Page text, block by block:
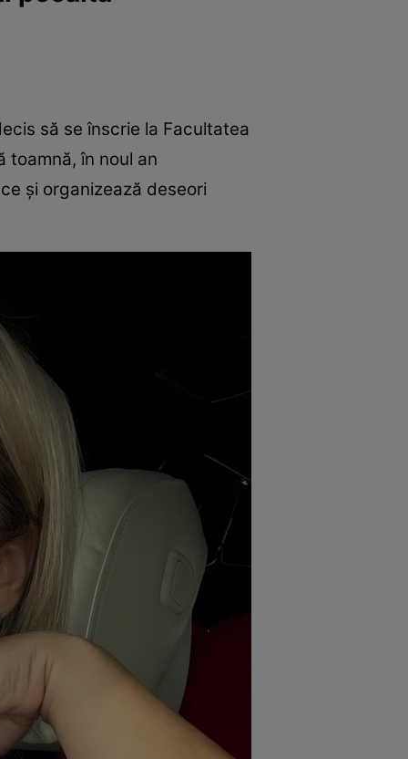
să se înscrie la Facultatea
toamnă, în noul an
și organizează deseori